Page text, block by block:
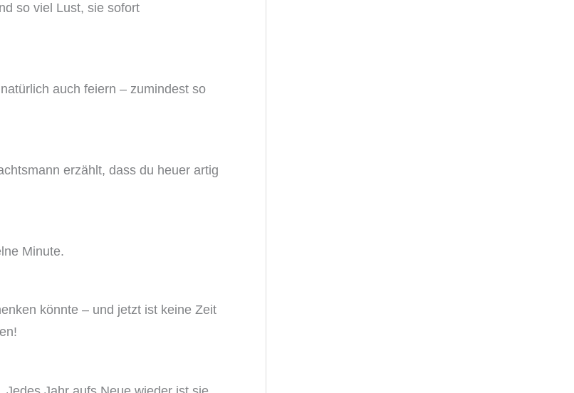
so viel Lust, sie sofort
auch feiern – zumindest so
erzählt, dass du heuer artig
Minute.
könnte – und jetzt ist keine Zeit